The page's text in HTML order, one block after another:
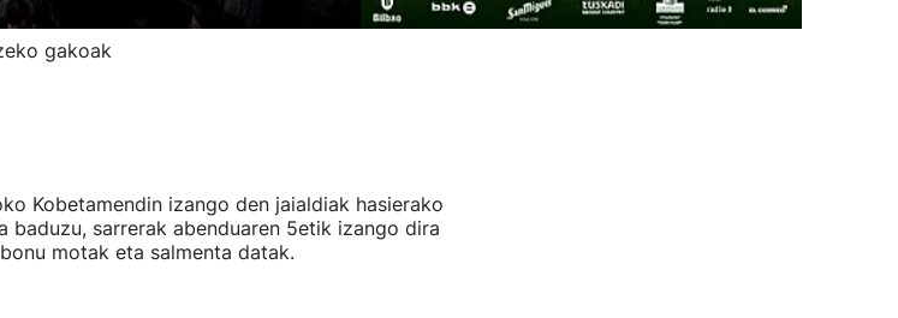
gakoak
Kobetamendin izango den jaialdiak hasierako
baduzu, sarrerak abenduaren 5etik izango dira
motak eta salmenta datak.